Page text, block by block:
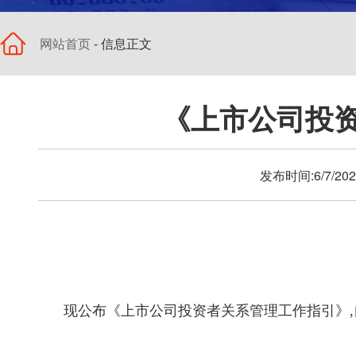
网站首页- 信息正文
《上市公司投
发布时间:6/7/
现公布《上市公司投资者关系管理工作指引》